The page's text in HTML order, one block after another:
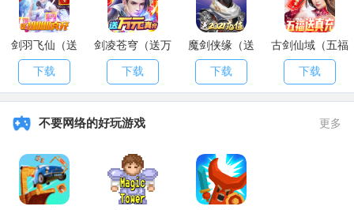
剑羽飞仙（送
10000真充）
下载
剑凌苍穹（送万
元真充）
下载
魔剑侠缘（送
2021充值）
下载
古剑仙域（五福
送真充）
下载
不要网络的好玩游戏 更多